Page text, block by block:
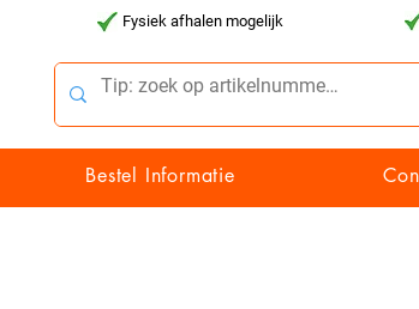
Fysiek afhalen mogelijk
Bestel Informatie